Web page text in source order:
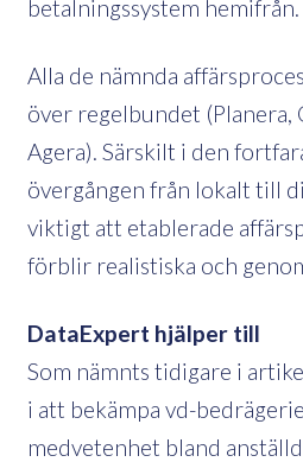
betalningssystem hemifrån.
Alla de nämnda
över regelbundet (Planera,
Agera). Särskilt i den
övergången från lokalt till
viktigt att etablerade
förblir realistiska och
DataExpert hjälper till
Som nämnts tidigare i
i att bekämpa vd-
medvetenhet bland